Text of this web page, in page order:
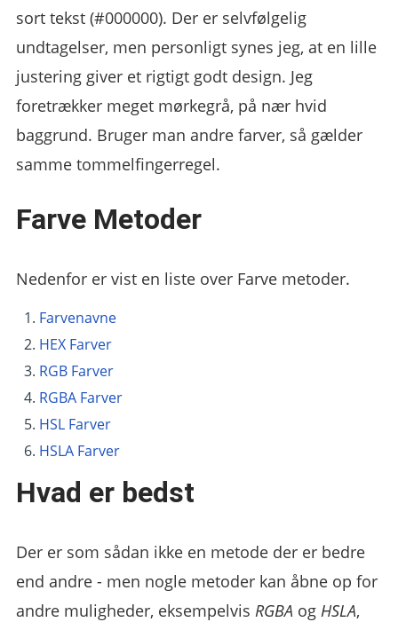
sort tekst (#000000). Der er selvfølgelig
undtagelser, men personligt synes jeg, at en lille
justering giver et rigtigt godt design. Jeg
foretrækker meget mørkegrå, på nær hvid
baggrund. Bruger man andre farver, så gælder
samme tommelfingerregel.
Farve Metoder
Nedenfor er vist en liste over Farve metoder.
Farvenavne
HEX Farver
RGB Farver
RGBA Farver
HSL Farver
HSLA Farver
Hvad er bedst
Der er som sådan ikke en metode der er bedre
end andre - men nogle metoder kan åbne op for
andre muligheder, eksempelvisRGBA ogHSLA,